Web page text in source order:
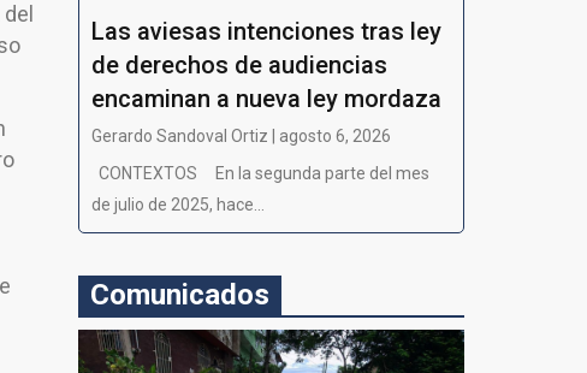
Las aviesas intenciones tras ley
de derechos de audiencias
encaminan a nueva ley mordaza
Gerardo Sandoval Ortiz | agosto 6, 2026
CONTEXTOS En la segunda parte del mes
de julio de 2025, hace...
Comunicados